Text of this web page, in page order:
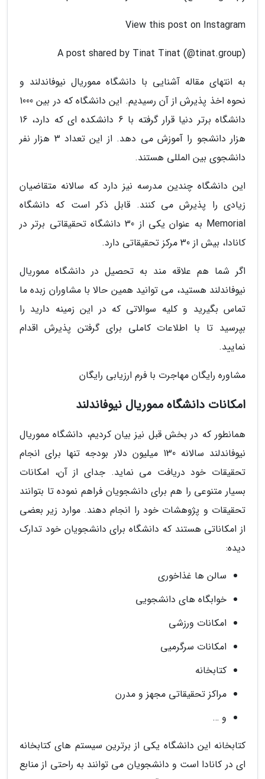
View this post on Instagram
A post shared by Tinat Tinat (@tinat.group)
به انتهای مقاله آشنایی با دانشگاه مموریال نیوفاندلند و
نحوه اخذ پذیرش از آن رسیدیم. این دانشگاه که در بین 1000
دانشگاه برتر دنیا قرار گرفته با 6 دانشکده ای که دارد، 16
هزار دانشجو را آموزش می دهد. از این تعداد 3 هزار نفر
دانشجوی بین المللی هستند.
این دانشگاه چندین مدرسه نیز دارد که سالانه متقاضیان
زیادی را پذیرش می کنند. قابل ذکر است که دانشگاه
Memorial به عنوان یکی از 30 دانشگاه تحقیقاتی برتر در
کانادا، بیش از 30 مرکز تحقیقاتی دارد.
اگر شما هم علاقه مند به تحصیل در دانشگاه مموریال
نیوفاندلند هستید، می توانید همین حالا با مشاوران زبده ما
تماس بگیرید و کلیه سوالاتی که در این زمینه دارید را
بپرسید تا با اطلاعات کاملی برای گرفتن پذیرش اقدام
نمایید.
مشاوره رایگان مهاجرت با فرم ارزیابی رایگان
امکانات دانشگاه مموریال نیوفاندلند
همانطور که در بخش قبل نیز بیان کردیم، دانشگاه مموریال
نیوفاندلند سالانه 130 میلیون دلار بودجه تنها برای انجام
تحقیقات خود دریافت می نماید. جدای از آن، امکانات
بسیار متنوعی را هم برای دانشجویان فراهم نموده تا بتوانند
تحقیقات و پژوهشات خود را انجام دهند. موارد زیر بعضی
از امکاناتی هستند که دانشگاه برای دانشجویان خود تدارک
دیده:
سالن ها غذاخوری
خوابگاه های دانشجویی
امکانات ورزشی
امکانات سرگرمیی
کتابخانه
مراکز تحقیقاتی مجهز و مدرن
و …
کتابخانه این دانشگاه یکی از برترین سیستم های کتابخانه
ای در کانادا است و دانشجویان می توانند به راحتی از منابع